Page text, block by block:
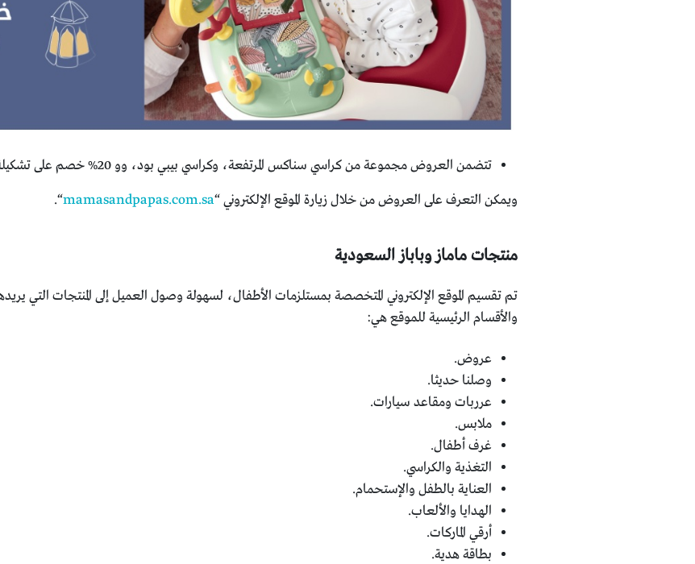
تتضمن العروض مجموعة من كراسي سناكس المرتفعة، وكراسي بيبي بود، وو 20% خصم على تشكيلة مامارو.
ويمكن التعرف على العروض من خلال زيارة الموقع الإلكتروني “mamasandpapas.com.sa
“.
منتجات ماماز وباباز السعودية
تم تقسيم الموقع الإلكتروني المتخصصة بمستلزمات الأطفال، لسهولة وصول العميل إلى المنتجات التي
والأقسام الرئيسية للموقع هي:
عروض.
وصلنا حديثا.
عرربات ومقاعد سيارات.
ملابس.
غرف أطفال.
التغذية والكراسي.
العناية بالطفل والإستحمام.
الهدايا والألعاب.
أرقي الماركات.
بطاقة هدية.